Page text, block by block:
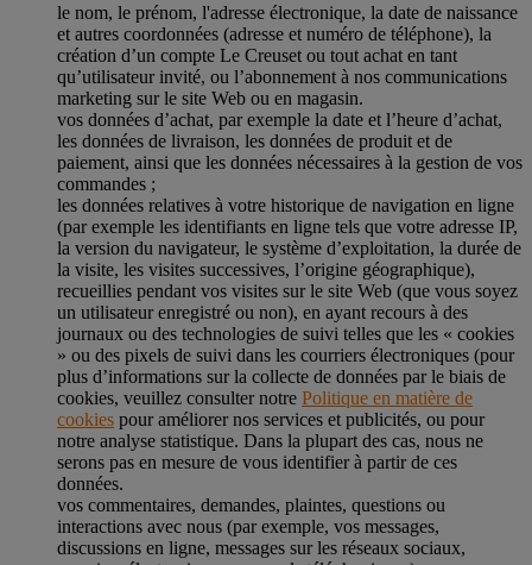
le nom, le prénom, l'adresse électronique, la date de naissance
et autres coordonnées (adresse et numéro de téléphone), la
création d’un compte Le Creuset ou tout achat en tant
qu’utilisateur invité, ou l’abonnement à nos communications
marketing sur le site Web ou en magasin.
vos données d’achat, par exemple la date et l’heure d’achat,
les données de livraison, les données de produit et de
paiement, ainsi que les données nécessaires à la gestion de vos
commandes ;
les données relatives à votre historique de navigation en ligne
(par exemple les identifiants en ligne tels que votre adresse IP,
la version du navigateur, le système d’exploitation, la durée de
la visite, les visites successives, l’origine géographique),
recueillies pendant vos visites sur le site Web (que vous soyez
un utilisateur enregistré ou non), en ayant recours à des
journaux ou des technologies de suivi telles que les « cookies
» ou des pixels de suivi dans les courriers électroniques (pour
plus d’informations sur la collecte de données par le biais de
cookies, veuillez consulter notre Politique en matière de
cookies pour améliorer nos services et publicités, ou pour
notre analyse statistique. Dans la plupart des cas, nous ne
serons pas en mesure de vous identifier à partir de ces
données.
vos commentaires, demandes, plaintes, questions ou
interactions avec nous (par exemple, vos messages,
discussions en ligne, messages sur les réseaux sociaux,